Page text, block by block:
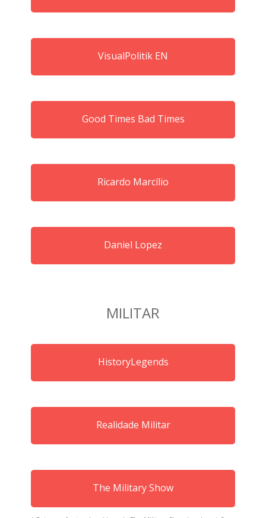
VisualPolitik EN
Good Times Bad Times
Ricardo Marcílio
Daniel Lopez
MILITAR
HistoryLegends
Realidade Militar
The Military Show